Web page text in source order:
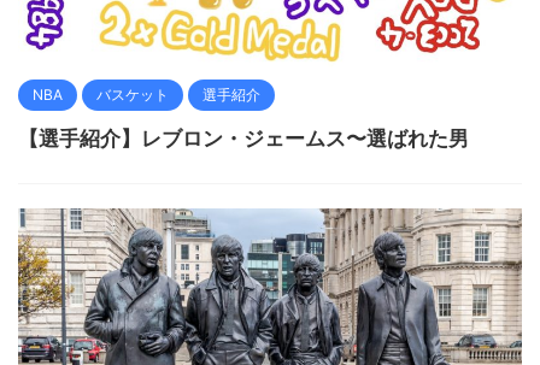
NBA バスケット 選手紹介
【選手紹介】レブロン・ジェームス〜選ばれた男